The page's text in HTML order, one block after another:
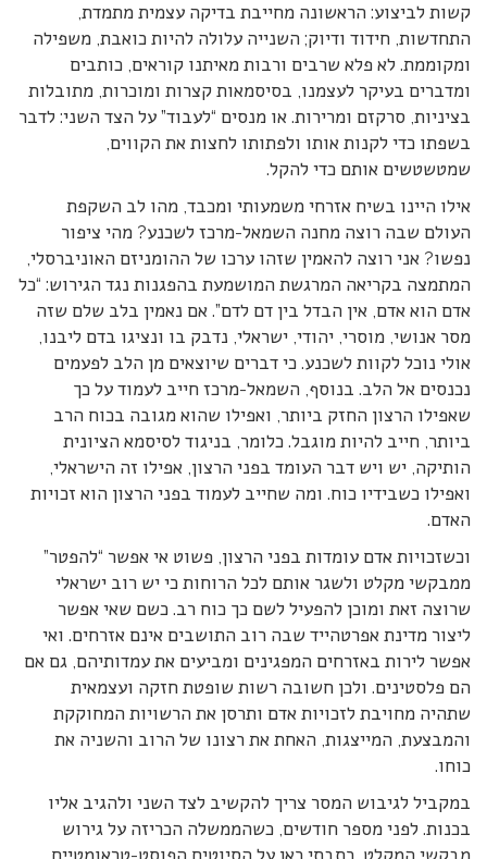
קשות לביצוע: הראשונה מחייבת בדיקה עצמית מתמדת,
התחדשות, חידוד ודיוק; השנייה עלולה להיות כואבת, משפילה
ומקוממת. לא פלא שרבים ורבות מאיתנו קוראים, כותבים
ומדברים בעיקר לעצמנו, בסיסמאות קצרות ומוכרות, מתובלות
בציניות, סרקזם ומרירות. או מנסים “לעבוד” על הצד השני: לדבר
בשפתו כדי לקנות אותו ולפתותו לחצות את הקווים,
שמטשטשים אותם כדי להקל.
אילו היינו בשיח אזרחי משמעותי ומכבד, מהו לב השקפת
העולם שבה רוצה מחנה השמאל-מרכז לשכנע? מהי ציפור
נפשו? אני רוצה להאמין שזהו ערכו של ההומניזם האוניברסלי,
המתמצה בקריאה המרגשת המושמעת בהפגנות נגד הגירוש: “כל
אדם הוא אדם, אין הבדל בין דם לדם”. אם נאמין בלב שלם שזה
מסר אנושי, מוסרי, יהודי, ישראלי, נדבק בו ונציגו בדם ליבנו,
אולי נוכל לקוות לשכנע. כי דברים שיוצאים מן הלב לפעמים
נכנסים אל הלב. בנוסף, השמאל-מרכז חייב לעמוד על כך
שאפילו הרצון החזק ביותר, ואפילו שהוא מגובה בכוח הרב
ביותר, חייב להיות מוגבל. כלומר, בניגוד לסיסמא הציונית
הותיקה, יש ויש דבר העומד בפני הרצון, אפילו זה הישראלי,
ואפילו כשבידיו כוח. ומה שחייב לעמוד בפני הרצון הוא זכויות
האדם.
וכשזכויות אדם עומדות בפני הרצון, פשוט אי אפשר “להפטר”
ממבקשי מקלט ולשגר אותם לכל הרוחות כי יש רוב ישראלי
שרוצה זאת ומוכן להפעיל לשם כך כוח רב. כשם שאי אפשר
ליצור מדינת אפרטהייד שבה רוב התושבים אינם אזרחים. ואי
אפשר לירות באזרחים המפגינים ומביעים את עמדותיהם, גם אם
הם פלסטינים. ולכן חשובה רשות שופטת חזקה ועצמאית
שתהיה מחויבת לזכויות אדם ותרסן את הרשויות המחוקקת
והמבצעת, המייצגות, האחת את רצונו של הרוב והשניה את
כוחו.
במקביל לגיבוש המסר צריך להקשיב לצד השני ולהגיב אליו
בכנות. לפני מספר חודשים, כשהממשלה הכריזה על גירוש
מבקשי המקלט, כתבתי כאן על הסיוטים הפוסט-טראומטיים